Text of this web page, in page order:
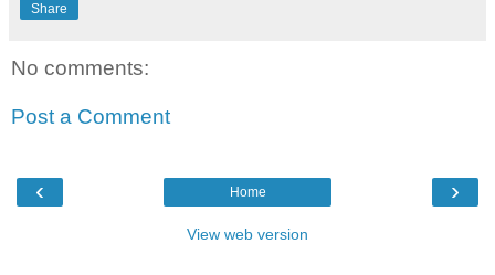
Share
No comments:
Post a Comment
‹ ›
Home
View web version